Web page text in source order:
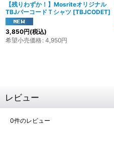
【残りわずか！】Mosriteオリジナル
TBJバーコードＴシャツ [TBJCODET]
3,850円(税込)
希望小売価格: 4,950円
レビュー
0件のレビュー